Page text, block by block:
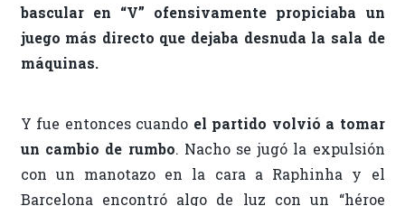
bascular en “V” ofensivamente propiciaba un
juego más directo que dejaba desnuda la sala de
máquinas.
Y fue entonces cuando el partido volvió a tomar
un cambio de rumbo. Nacho se jugó la expulsión
con un manotazo en la cara a Raphinha y el
Barcelona encontró algo de luz con un “héroe